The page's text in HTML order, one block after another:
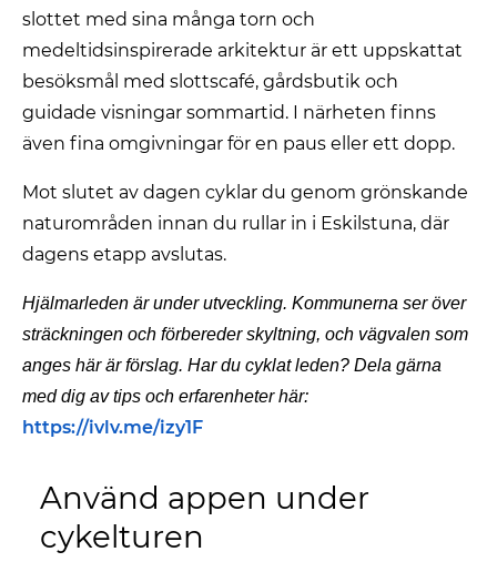
slottet med sina många torn och
medeltidsinspirerade arkitektur är ett uppskattat
besöksmål med slottscafé, gårdsbutik och
guidade visningar sommartid. I närheten finns
även fina omgivningar för en paus eller ett dopp.
Mot slutet av dagen cyklar du genom grönskande
naturområden innan du rullar in i Eskilstuna, där
dagens etapp avslutas.
Hjälmarleden är under utveckling. Kommunerna ser över
sträckningen och förbereder skyltning, och vägvalen som
anges här är förslag. Har du cyklat leden? Dela gärna
med dig av tips och erfarenheter här:
https://ivlv.me/izy1F
Använd appen under
cykelturen